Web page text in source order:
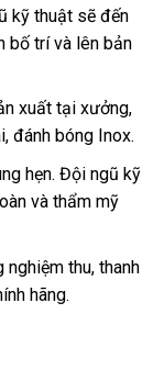
kỹ thuật sẽ đến
bố trí và lên bản
xuất tại xưởng,
đánh bóng Inox.
hẹn. Đội ngũ kỹ
và thẩm mỹ
nghiệm thu, thanh
hãng.